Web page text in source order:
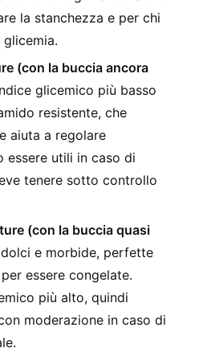
la stanchezza e per chi
(con la buccia ancora
glicemico più basso
resistente, che
aiuta a regolare
essere utili in caso di
tenere sotto controllo
(con la buccia quasi
e morbide, perfette
essere congelate.
più alto, quindi
moderazione in caso di